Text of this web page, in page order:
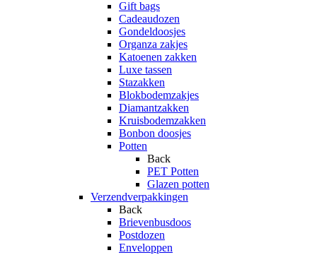
Gift bags
Cadeaudozen
Gondeldoosjes
Organza zakjes
Katoenen zakken
Luxe tassen
Stazakken
Blokbodemzakjes
Diamantzakken
Kruisbodemzakken
Bonbon doosjes
Potten
Back
PET Potten
Glazen potten
Verzendverpakkingen
Back
Brievenbusdoos
Postdozen
Enveloppen